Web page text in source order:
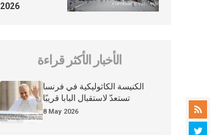
2026
الأخبار الأكثر قراءة
الكنيسة الكاثوليكية في فرنسا
تستعدّ لاستقبال البابا قريبًا
8 May 2026